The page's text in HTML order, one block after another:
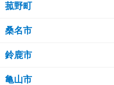
菰野町
桑名市
鈴鹿市
亀山市